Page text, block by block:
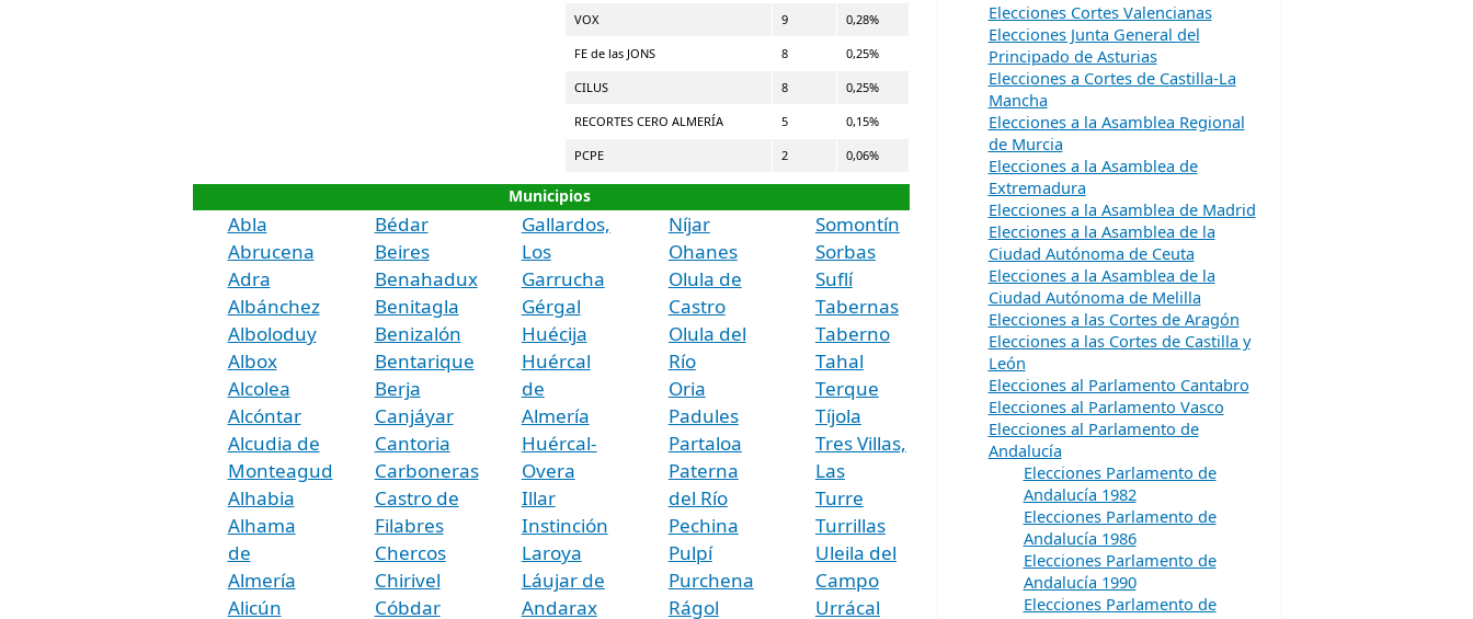
VOX 9 0,28%
FE de las JONS 8 0,25%
CILUS 8 0,25%
RECORTES CERO ALMERÍA 5 0,15%
PCPE 2 0,06%
Municipios
Abla
Abrucena
Adra
Albánchez
Alboloduy
Albox
Alcolea
Alcóntar
Alcudia de
Monteagud
Alhabia
Alhama
de
Almería
Alicún
Bédar
Beires
Benahadux
Benitagla
Benizalón
Bentarique
Berja
Canjáyar
Cantoria
Carboneras
Castro de
Filabres
Chercos
Chirivel
Cóbdar
Gallardos,
Los
Garrucha
Gérgal
Huécija
Huércal
de
Almería
Huércal-
Overa
Illar
Instinción
Laroya
Láujar de
Andarax
Níjar
Ohanes
Olula de
Castro
Olula del
Río
Oria
Padules
Partaloa
Paterna
del Río
Pechina
Pulpí
Purchena
Rágol
Somontín
Sorbas
Suflí
Tabernas
Taberno
Tahal
Terque
Tíjola
Tres Villas,
Las
Turre
Turrillas
Uleila del
Campo
Urrácal
Elecciones Cortes Valencianas
Elecciones Junta General del
Principado de Asturias
Elecciones a Cortes de Castilla-La
Mancha
Elecciones a la Asamblea Regional
de Murcia
Elecciones a la Asamblea de
Extremadura
Elecciones a la Asamblea de Madrid
Elecciones a la Asamblea de la
Ciudad Autónoma de Ceuta
Elecciones a la Asamblea de la
Ciudad Autónoma de Melilla
Elecciones a las Cortes de Aragón
Elecciones a las Cortes de Castilla y
León
Elecciones al Parlamento Cantabro
Elecciones al Parlamento Vasco
Elecciones al Parlamento de
Andalucía
Elecciones Parlamento de
Andalucía 1982
Elecciones Parlamento de
Andalucía 1986
Elecciones Parlamento de
Andalucía 1990
Elecciones Parlamento de